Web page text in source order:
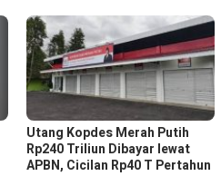
Utang Kopdes Merah Putih
Rp240 Triliun Dibayar lewat
APBN, Cicilan Rp40 T Pertahun